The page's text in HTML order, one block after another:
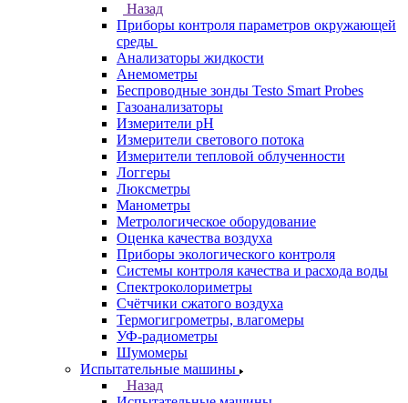
Назад
Приборы контроля параметров окружающей
среды
Анализаторы жидкости
Анемометры
Беспроводные зонды Testo Smart Probes
Газоанализаторы
Измерители pH
Измерители светового потока
Измерители тепловой облученности
Логгеры
Люксметры
Манометры
Метрологическое оборудование
Оценка качества воздуха
Приборы экологического контроля
Системы контроля качества и расхода воды
Спектроколориметры
Счётчики сжатого воздуха
Термогигрометры, влагомеры
УФ-радиометры
Шумомеры
Испытательные машины
Назад